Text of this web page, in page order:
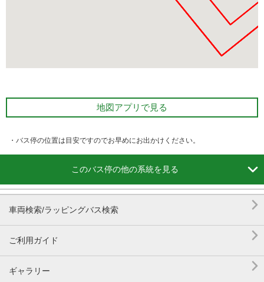
地図アプリで見る
・バス停の位置は目安ですのでお早めにお出かけください。
このバス停の他の系統を見る 
車両検索/ラッピングバス検索 
ご利用ガイド 
ギャラリー 